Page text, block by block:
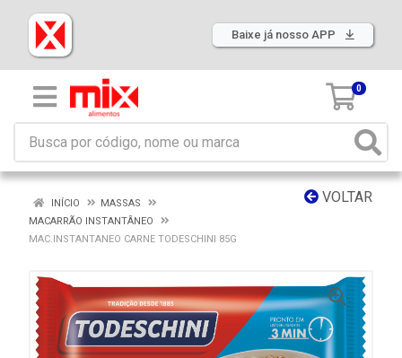
Baixe já nosso APP
0
VOLTAR
INÍCIO
MASSAS
MACARRÃO INSTANTÂNEO
MAC.INSTANTANEO CARNE TODESCHINI 85G